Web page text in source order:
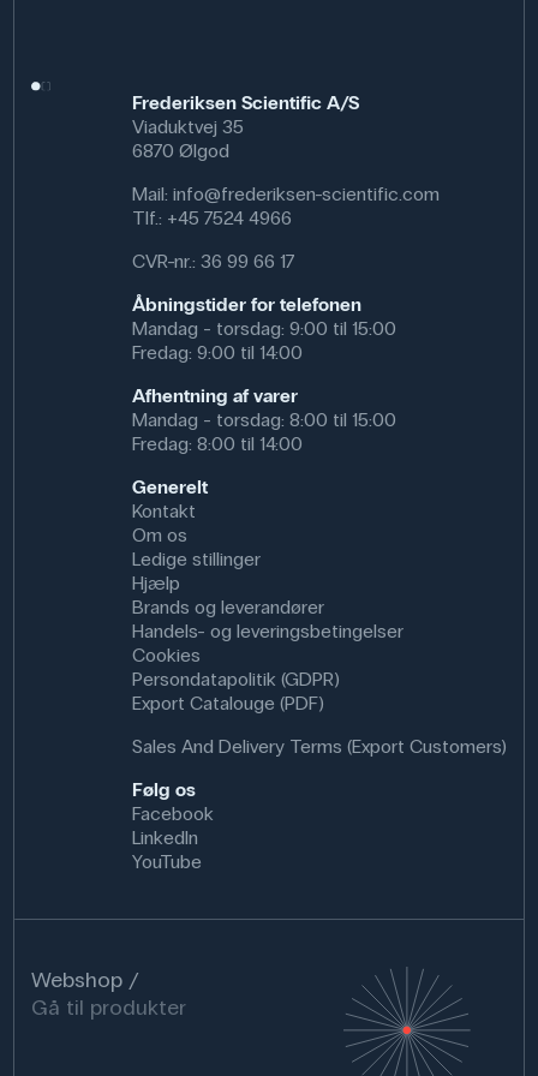
analysemetoder.
Specifikationer
Synonym: Mejerisalt
Vægt (g): 250 g
Renhed: Ren
Molmasse: 58.44 g/mol
Frederiksen Scientific A/S
Viaduktvej 35
6870 Ølgod
Mail: info@frederiksen-scientific.com
Tlf.: +45 7524 4966
CVR-nr.: 36 99 66 17
Åbningstider for telefonen
Mandag - torsdag: 9:00 til 15:00
Fredag: 9:00 til 14:00
Afhentning af varer
Mandag - torsdag: 8:00 til 15:00
Fredag: 8:00 til 14:00
Generelt
Kontakt
Om os
Ledige stillinger
Hjælp
Brands og leverandører
Handels- og leveringsbetingelser
Cookies
Persondatapolitik (GDPR)
Export Catalouge (PDF)
Sales And Delivery Terms (Export Customers)
Følg os
Facebook
LinkedIn
YouTube
Webshop
Gå til produkter